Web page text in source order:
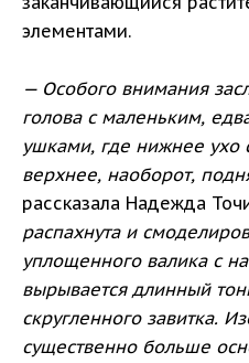
элементами.
— Особого внимания
голова с маленьким,
ушками, где нижнее
верхнее, наоборот,
рассказала Надежда
распахнута и
уплощенного валика с
вырывается длинный
скругленного завитка.
существенно больше